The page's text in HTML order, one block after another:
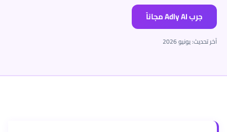
جرب Adly AI مجاناً
آخر تحديث: يونيو 2026